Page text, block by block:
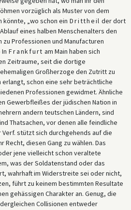
vorzüglich als Muster von dem
„wo schon ein Drittheil der dort
eines halben Menschenalters den
zu Professionen und Manufacturen
Frankfurt am Main haben sich
Zeitraume, seit die dortige
Großherzoge den Zutritt zu
schon eine sehr beträchtliche
Professionen gewidmet. Ähnliche
Gewerbfleißes der jüdischen Nation in
andern teutschen Ländern, sind
Thatsachen, vor denen alle feindliche
stützt sich durchgehends auf die
Recht, diesen Gang zu wählen. Das
jene vielleicht schon veraltete
was der Soldatenstand oder das
wahrhaft im Widerstreite sei oder nicht,
führt zu keinem bestimmten Resultate
gehässigen Charakter an. Genug, die
Collisionen entweder